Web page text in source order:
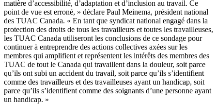
matière d’accessibilité, d’adaptation et d’inclusion au travail. Ce
point de vue est erroné, » déclare Paul Meinema, président national
des TUAC Canada. « En tant que syndicat national engagé dans la
protection des droits de tous les travailleurs et toutes les travailleuses,
les TUAC Canada utiliseront les conclusions de ce sondage pour
continuer à entreprendre des actions collectives axées sur les
membres qui amplifient et représentent les intérêts des membres des
TUAC de tout le Canada qui travaillent dans la douleur, soit parce
qu’ils ont subi un accident du travail, soit parce qu’ils s’identifient
comme des travailleurs et des travailleuses ayant un handicap, soit
parce qu’ils s’identifient comme des soignants d’une personne ayant
un handicap. »